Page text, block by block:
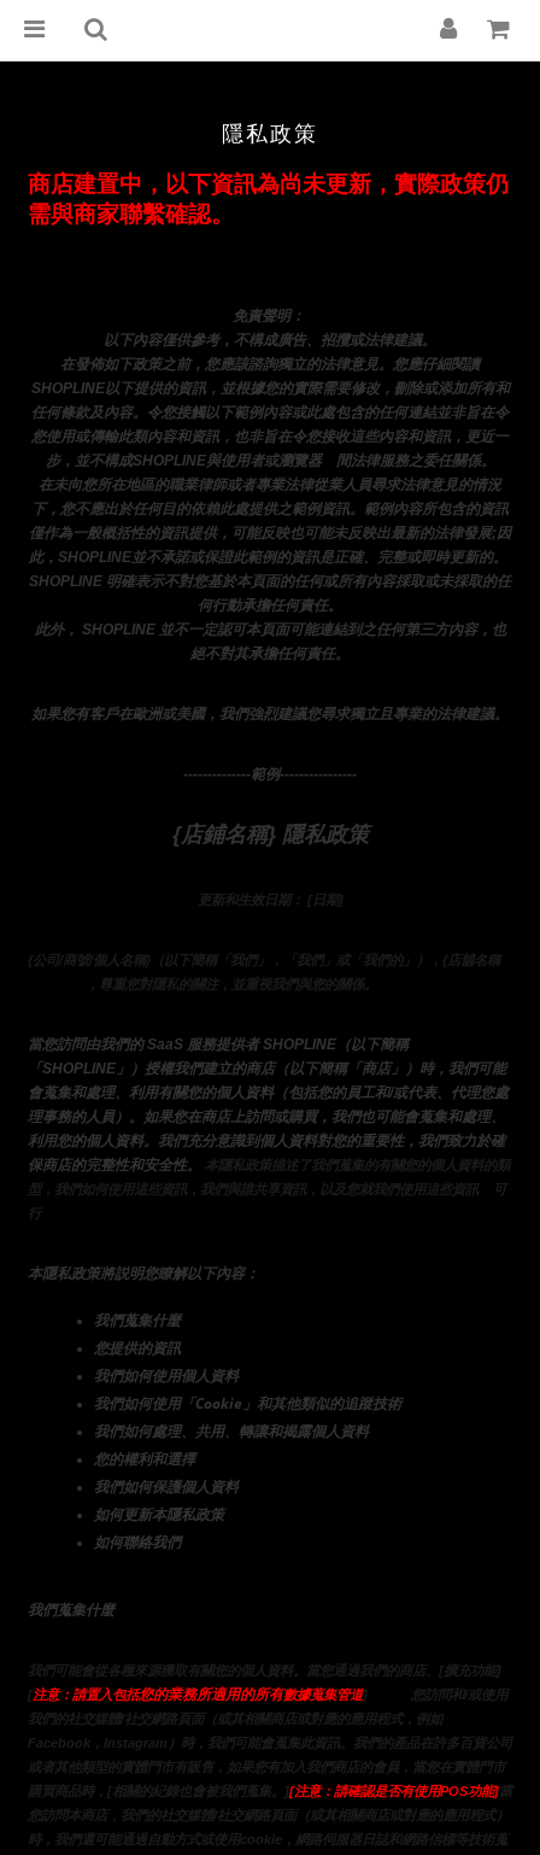
隱私政策
商店建置中，以下資訊為尚未更新，實際政策仍
需與商家聯繫確認。
免責聲明：
以下內容僅供參考，不構成廣告、招攬或法律建議。
在發佈如下政策之前，您應該諮詢獨立的法律意見。您應仔細閱讀
SHOPLINE以下提供的資訊，並根據您的實際需要修改，刪除或添加所有和
任何條款及內容。令您接觸以下範例內容或此處包含的任何連結並非旨在令
您使用或傳輸此類內容和資訊，也非旨在令您接收這些內容和資訊，更近一
步，並不構成SHOPLINE與使用者或瀏覽器之
間法律服務之委任關係。
在未向您所在地區的職業律師或者專業法律從業人員尋求法律意見的情況
下，您不應出於任何目的依賴此處提供之範例資訊。範例內容所包含的資訊
僅作為一般概括性的資訊提供，可能反映也可能未反映出最新的法律發展;因
此，SHOPLINE並不承諾或保證此範例的資訊是正確、完整或即時更新的。
SHOPLINE 明確表示不對您基於本頁面的任何或所有內容採取或未採取的任
何行動承擔任何責任。
此外， SHOPLINE 並不一定認可本頁面可能連結到之任何第三方內容，也
絕不對其承擔任何責任。
如果您有客戶在歐洲或美國，我們強烈建議您尋求獨立且專業的法律建議。
--------------範例----------------
{店鋪名稱} 隱私政策
更新和生效日期： [日期]
{公司/商號/個人名稱}（以下簡稱「我們」，「我們」或「我們的」），{店舖名稱 }
，尊重您對隱私的關注，並重視我們與您的關係。
當您訪問由我們的 SaaS 服務提供者 SHOPLINE（以下簡稱
「SHOPLINE」）授權我們建立的商店（以下簡稱「商店」）時，我們可能
會蒐集和處理、利用有關您的個人資料（包括您的員工和/或代表、代理您處
理事務的人員）。如果您在商店上訪問或購買，我們也可能會蒐集和處理、
利用您的個人資料。我們充分意識到個人資料對您的重要性，我們致力於確
保商店的完整性和安全性。
本隱私政策描述了我們蒐集的有關您的個人資料的類
型，我們如何使用這些資訊，我們與誰共享資訊，以及您就我們使用這些資訊
可
行
本隱私政策將説明您瞭解以下內容：
我們蒐集什麼
您提供的資訊
我們如何使用個人資料
我們如何使用「Cookie」和其他類似的追蹤技術
我們如何處理、共用、轉讓和揭露個人資料
您的權利和選擇
我們如何保護個人資料
如何更新本隱私政策
如何聯絡我們
我們蒐集什麼
我們可能會從各種來源獲取有關您的個人資料。當您通過我們的商店、[擴充功能]
[注意：請置入包括您的業務所適用的所有數據蒐集管道]
您訪問和/或使用
我們的社交媒體/社交網路頁面（或其相關商店或對應的應用程式，例如
Facebook，Instagram）時，我們可能會蒐集此資訊。我們的產品在許多百貨公司
或者其他類型的實體門市有販售，如果您有加入我們商店的會員，當您在實體門市
購買商品時，[相關的紀錄也會被我們蒐集。][注意：請確認是否有使用POS功能]當
您訪問本商店，我們的社交媒體/社交網路頁面（或其相關商店或對應的應用程式）
時，我們還可能通過自動方式或使用cookie，網路伺服器日誌和網路信標等技術蒐